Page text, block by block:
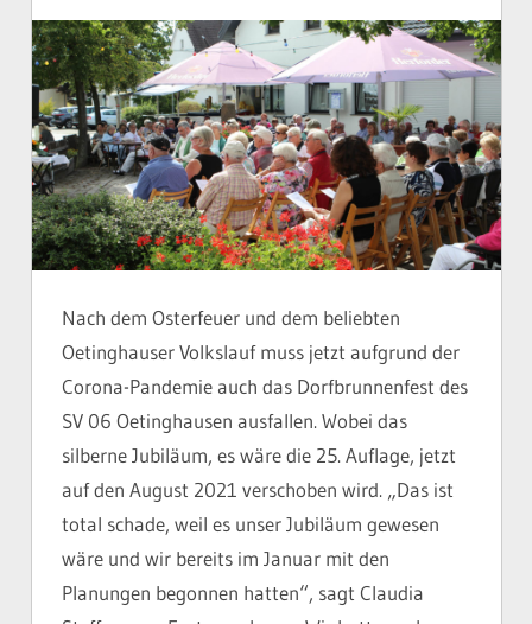
Nach dem Osterfeuer und dem beliebten
Oetinghauser Volkslauf muss jetzt aufgrund der
Corona-Pandemie auch das Dorfbrunnenfest des
SV 06 Oetinghausen ausfallen. Wobei das
silberne Jubiläum, es wäre die 25. Auflage, jetzt
auf den August 2021 verschoben wird. „Das ist
total schade, weil es unser Jubiläum gewesen
wäre und wir bereits im Januar mit den
Planungen begonnen hatten“, sagt Claudia